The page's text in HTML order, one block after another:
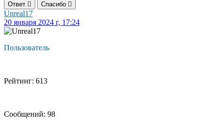
Ответ Спасибо
Unreal17
20 января 2024 г, 17:24
Пользователь
Рейтинг: 613
Сообщений: 98